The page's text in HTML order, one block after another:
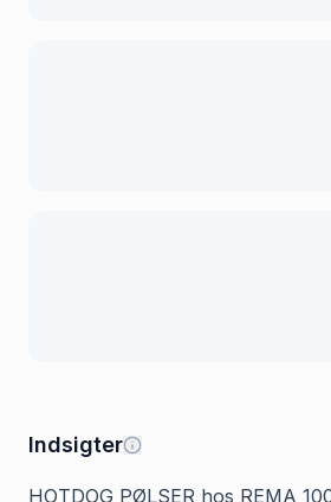
Indsigter
HOTDOG PØLSER hos REMA